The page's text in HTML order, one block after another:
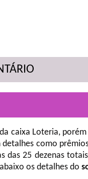
caixa Loteria,
detalhes como
das 25 dezenas
os detalhes do